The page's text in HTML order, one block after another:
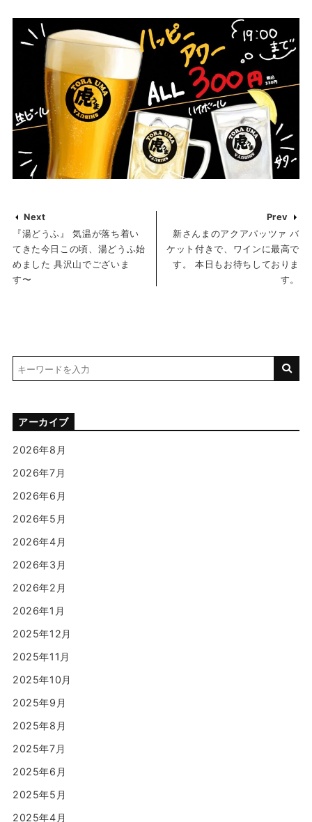
Next
『湯どうふ』 気温が落ち着い
てきた今日この頃、湯どうふ始
めました 具沢山でございま
す〜
Prev
新さんまのアクアパッツァ バ
ケット付きで、ワインに最高で
す。 本日もお待ちしておりま
す。
アーカイブ
2026年8月
2026年7月
2026年6月
2026年5月
2026年4月
2026年3月
2026年2月
2026年1月
2025年12月
2025年11月
2025年10月
2025年9月
2025年8月
2025年7月
2025年6月
2025年5月
2025年4月